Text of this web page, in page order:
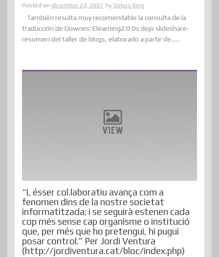
Posted on diciembre 23, 2007 by Dolors Reig
También resulta muy recomendable la consulta de la
traducción de Downes: Elearning2.0 Os dejo slideshare-
resumen del taller de blogs, elaborado a partir de......
“L ésser col.laboratiu avança com a
fenomen dins de la nostre societat
informatitzada; i se seguirà estenen cada
cop més sense cap organisme o institució
que, per més que ho pretengui, hi pugui
posar control.” Per Jordi Ventura
(http://jordiventura.cat/bloc/index.php)